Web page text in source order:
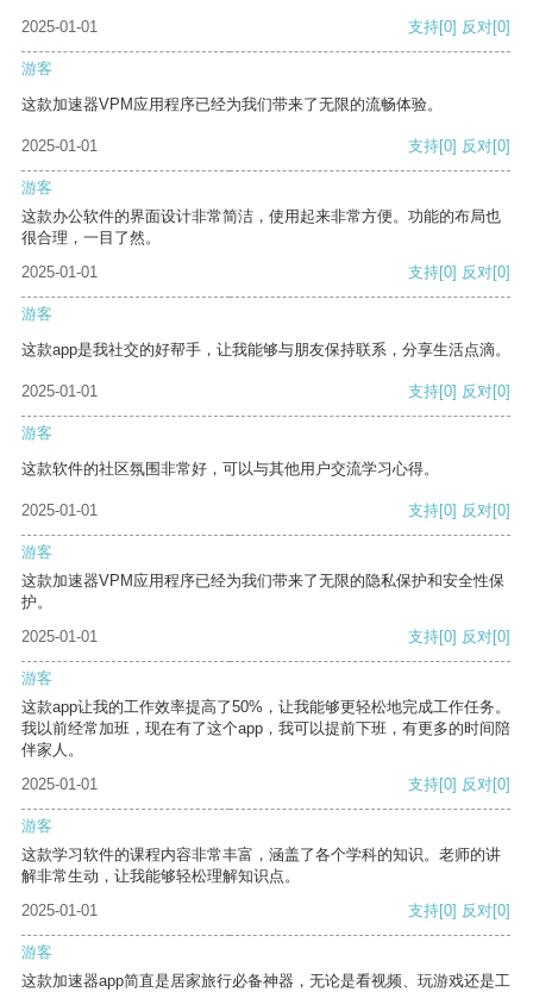
2025-01-01 支持[0] 反对[0]
游客
这款加速器VPM应用程序已经为我们带来了无限的流畅体验。
2025-01-01 支持[0] 反对[0]
游客
这款办公软件的界面设计非常简洁，使用起来非常方便。功能的布局也
很合理，一目了然。
2025-01-01
支持[0] 反对[0]
游客
这款app是我社交的好帮手，让我能够与朋友保持联系，分享生活点滴。
2025-01-01 支持[0] 反对[0]
游客
这款软件的社区氛围非常好，可以与其他用户交流学习心得。
2025-01-01 支持[0] 反对[0]
游客
这款加速器VPM应用程序已经为我们带来了无限的隐私保护和安全性保
护。
2025-01-01
支持[0] 反对[0]
游客
这款app让我的工作效率提高了50%，让我能够更轻松地完成工作任务。
我以前经常加班，现在有了这个app，我可以提前下班，有更多的时间陪
伴家人。
2025-01-01
支持[0] 反对[0]
游客
这款学习软件的课程内容非常丰富，涵盖了各个学科的知识。老师的讲
解非常生动，让我能够轻松理解知识点。
2025-01-01
支持[0] 反对[0]
游客
这款加速器app简直是居家旅行必备神器，无论是看视频、玩游戏还是工